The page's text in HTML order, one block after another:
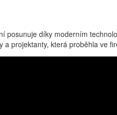
díky moderním
projektanty, která proběhla ve